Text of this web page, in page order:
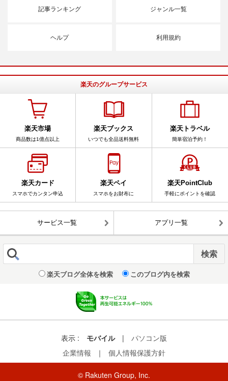
記事ランキング ジャンル一覧
ヘルプ 利用規約
楽天のグループサービス
楽天市場
商品数は1億点以上
楽天ブックス
いつでも全品送料無料
楽天トラベル
簡単宿泊予約！
楽天カード
スマホでカンタン申込
楽天ペイ
スマホをお財布に
楽天PointClub
手軽にポイントを確認
サービス一覧 アプリ一覧
楽天ブログ全体を検索 このブログ内を検索
表示 : モバイル |
パソコン版
企業情報
｜ 個人情報保護方針
© Rakuten Group, Inc.